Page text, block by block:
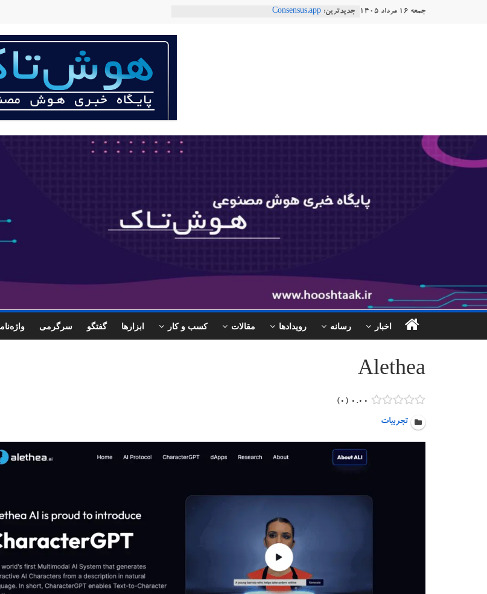
جمعه ۱۶ مرداد ۱۴۰۵ جدیدترین: Consensus.app
خبری
مصنوعی
اخبار رسانه رویدادها مقالات کسب و کار ابزارها گفتگو سرگرمی
Alethea
۰.۰۰ ۰
تجربیات